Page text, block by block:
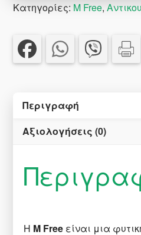
Κατηγορίες: M Free,
Περιγραφή
Αξιολογήσεις (0)
H M Free είναι μια